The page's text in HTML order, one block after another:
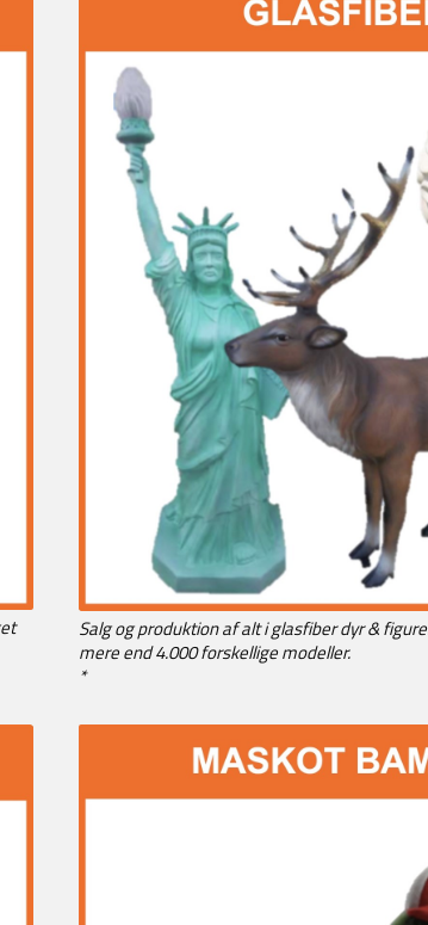
Salg og produktion af alt i glasfiber dyr &
mere end 4.000 forskellige modeller.
*